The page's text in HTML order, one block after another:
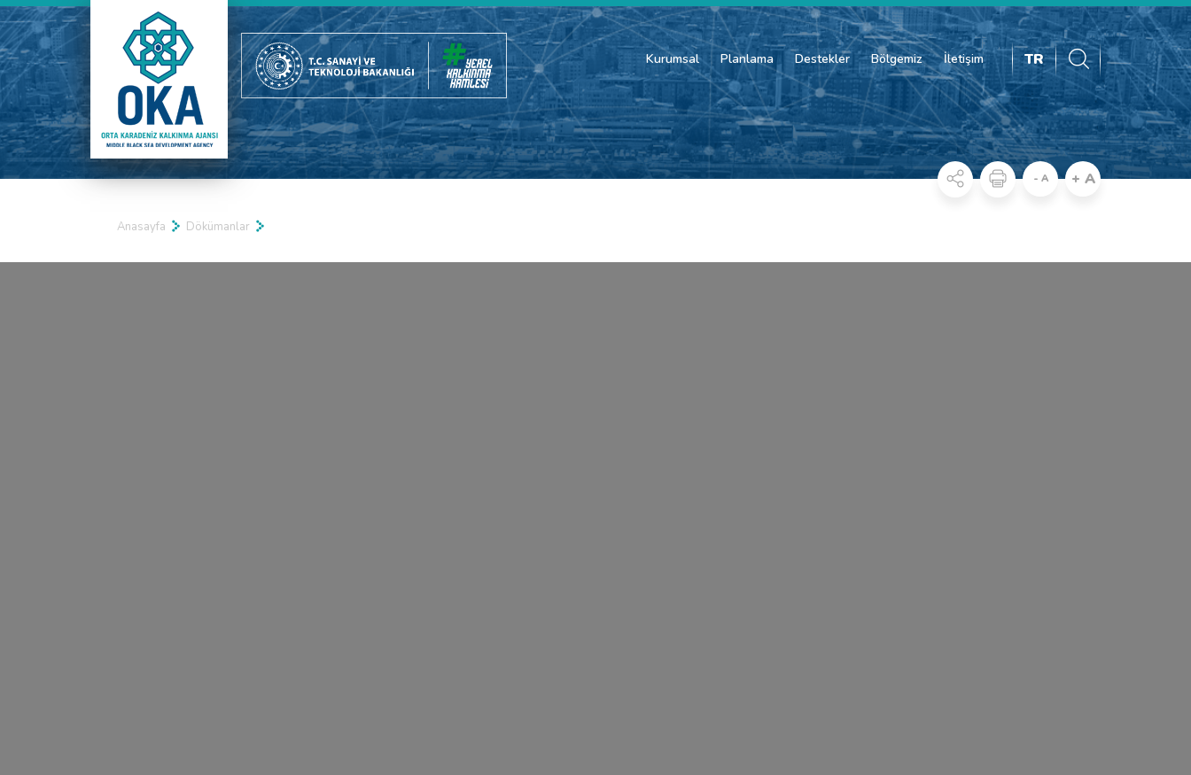
Kurumsal Planlama Destekler Bölgemiz İletişim TR
- A + A
Anasayfa Dökümanlar
Real 3D Flipbook has lightbox feature - book can be displayed in the same page with lightbox effect.